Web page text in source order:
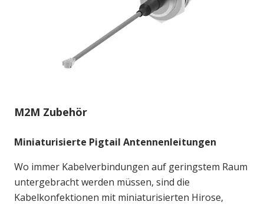
M2M Zubehör
Miniaturisierte Pigtail Antennenleitungen
Wo immer Kabelverbindungen auf geringstem Raum
untergebracht werden müssen, sind die
Kabelkonfektionen mit miniaturisierten Hirose,